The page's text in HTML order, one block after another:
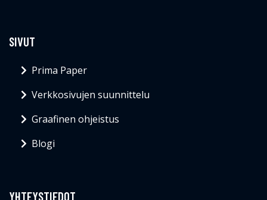
SIVUT
Prima Paper
Verkkosivujen suunnittelu
Graafinen ohjeistus
Blogi
YHTEYSTIEDOT